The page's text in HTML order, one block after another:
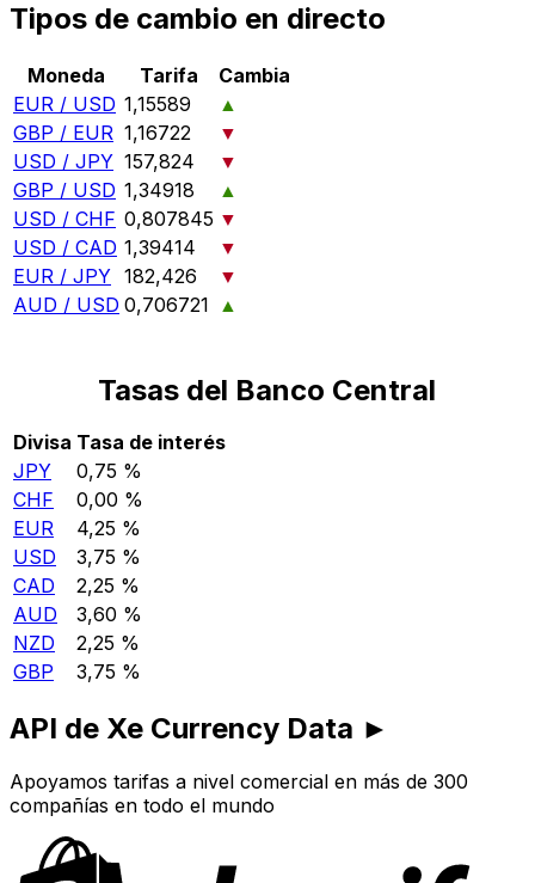
Tipos de cambio en directo
Moneda Tarifa
Cambia
EUR / USD 1,15589
▲
GBP / EUR 1,16722
▼
USD / JPY 157,824
▼
GBP / USD 1,34918
▲
USD / CHF 0,807845 ▼
USD / CAD 1,39414
▼
EUR / JPY 182,426
▼
AUD / USD 0,706721 ▲
Tasas del Banco Central
Divisa Tasa de interés
JPY
0,75 %
CHF
0,00 %
EUR
4,25 %
USD
3,75 %
CAD
2,25 %
AUD
3,60 %
NZD
2,25 %
GBP
3,75 %
API de Xe Currency Data ►
Apoyamos tarifas a nivel comercial en más de 300
compañías en todo el mundo